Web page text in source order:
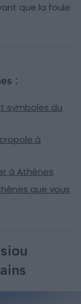
que la foule
:
symboles du
à
à Athènes
que vous